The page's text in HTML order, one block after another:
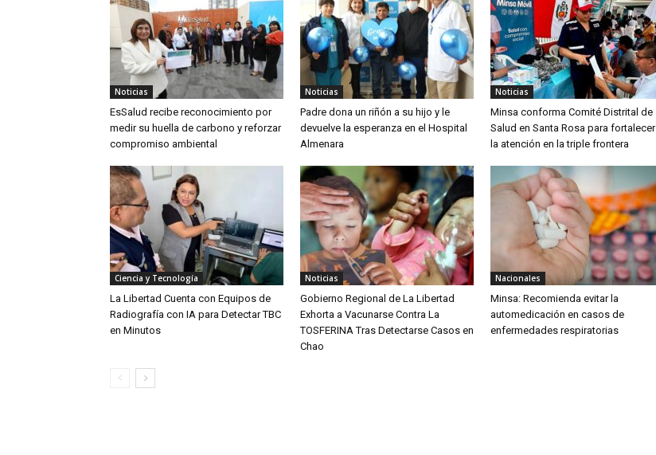
Noticias
EsSalud recibe reconocimiento por
medir su huella de carbono y reforzar
compromiso ambiental
Noticias
Padre dona un riñón a su hijo y le
devuelve la esperanza en el Hospital
Almenara
Noticias
Minsa conforma Comité Distrital de
Salud en Santa Rosa para fortalecer
la atención en la triple frontera
Ciencia y Tecnología
La Libertad Cuenta con Equipos de
Radiografía con IA para Detectar TBC
en Minutos
Noticias
Gobierno Regional de La Libertad
Exhorta a Vacunarse Contra La
TOSFERINA Tras Detectarse Casos en
Chao
Nacionales
Minsa: Recomienda evitar la
automedicación en casos de
enfermedades respiratorias